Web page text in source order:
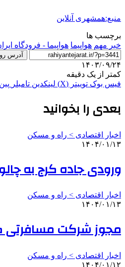
منبع:همشهری آنلاین
برچسب ها
خبر مهم هواپیما هواپیما - فرودگاه
آدرس
۱۴۰۳/۰۹/۲۴
کمتر از یک دقیقه
فیس بوک توییتر (X) لینکدین ‫تامبلر
بعدی را بخوانید
اخبار اقتصادی > راه و مسکن
۱۴۰۴/۰۱/۱۳
ورودی جاده کرج به
اخبار اقتصادی > راه و مسکن
۱۴۰۴/۰۱/۱۳
مجوز شرکت مسافرتی
اخبار اقتصادی > راه و مسکن
۱۴۰۴/۰۱/۱۲